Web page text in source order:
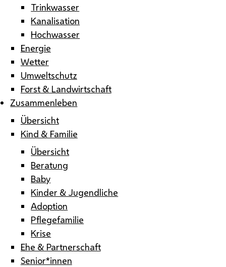
Trinkwasser
Kanalisation
Hochwasser
Energie
Wetter
Umweltschutz
Forst & Landwirtschaft
Zusammenleben
Übersicht
Kind & Familie
Übersicht
Beratung
Baby
Kinder & Jugendliche
Adoption
Pflegefamilie
Krise
Ehe & Partnerschaft
Senior*innen